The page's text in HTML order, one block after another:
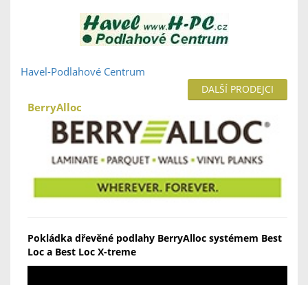
Havel-Podlahové Centrum
DALŠÍ PRODEJCI
BerryAlloc
Pokládka dřevěné podlahy BerryAlloc systémem Best
Loc a Best Loc X-treme